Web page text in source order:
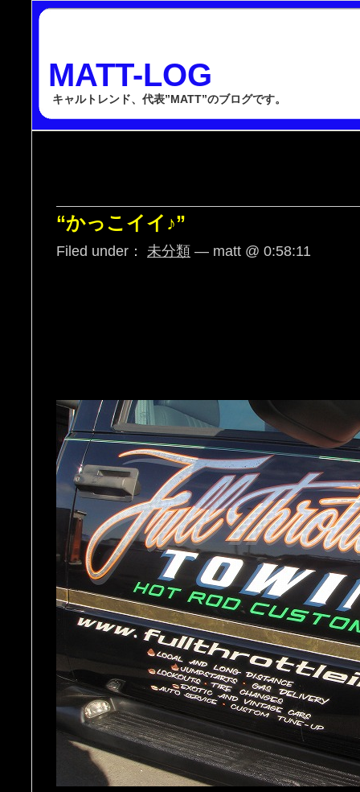
MATT-LOG
キャルトレンド、代表”MATT”のブログです。
“かっこイイ♪”
Filed under： 未分類 — matt @ 0:58:11